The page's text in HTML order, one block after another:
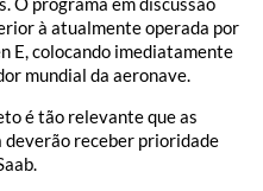
à atualmente operada por
E, colocando imediatamente
mundial da aeronave.
é tão relevante que as
receber prioridade